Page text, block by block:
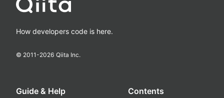
How developers code is here.
© 2011-2026 Qiita Inc.
Guide & Help Contents